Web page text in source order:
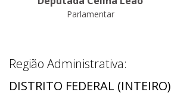
Parlamentar
Região Administrativa:
DISTRITO FEDERAL (INTEIRO)